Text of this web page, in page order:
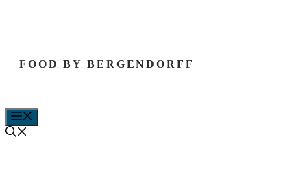
FOOD BY BERGENDORFF